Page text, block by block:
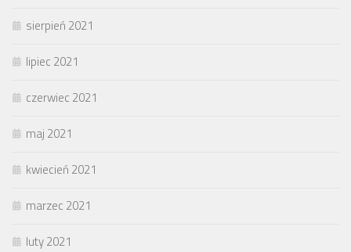
sierpień 2021
lipiec 2021
czerwiec 2021
maj 2021
kwiecień 2021
marzec 2021
luty 2021